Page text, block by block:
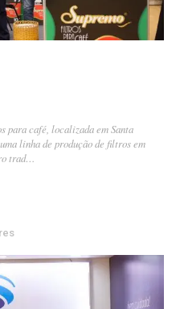
para café, localizada em Santa
linha de produção de filtros em
trad…